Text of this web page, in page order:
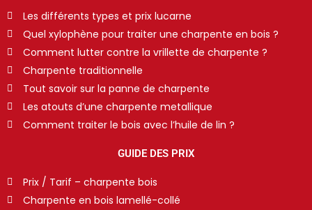
Les différents types et prix lucarne
Quel xylophène pour traiter une charpente en bois ?
Comment lutter contre la vrillette de charpente ?
Charpente traditionnelle
Tout savoir sur la panne de charpente
Les atouts d’une charpente metallique
Comment traiter le bois avec l’huile de lin ?
GUIDE DES PRIX
Prix / Tarif – charpente bois
Charpente en bois lamellé-collé